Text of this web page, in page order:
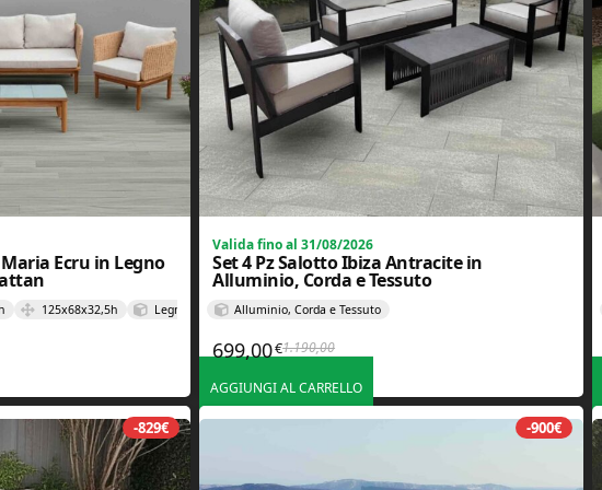
Ecru in Legno
125x68x32,5h Legno di acacia, Gres, Poliestere e Polyrattan
originale era: 1.999,00€.
attuale è: 1.099,00€.
Valida fino al 31/08/2026
Set 4 Pz Salotto Ibiza Antracite in
Alluminio, Corda e Tessuto
Alluminio, Corda e Tessuto
1.190,00Il prezzo originale era: 1.190,00€.
699,00€ Il prezzo attuale è: 699,00€.
AGGIUNGI AL CARRELLO
-829€ -900€